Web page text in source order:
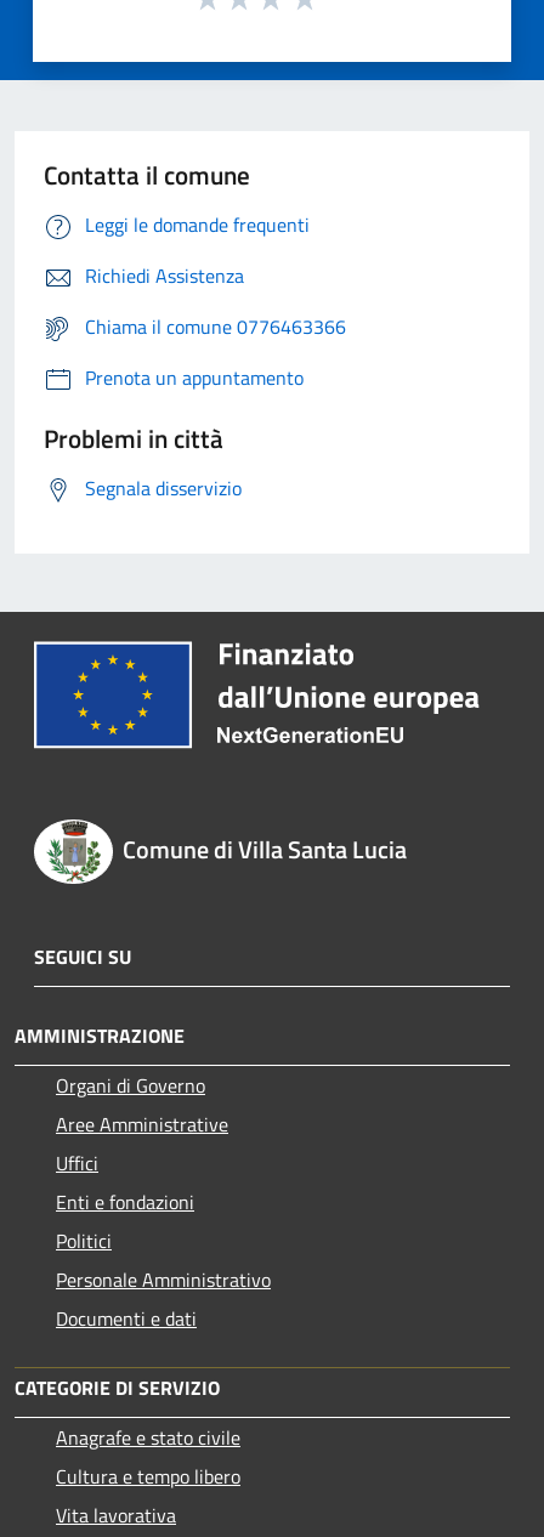
Contatta il comune
Leggi le domande frequenti
Richiedi Assistenza
Chiama il comune 0776463366
Prenota un appuntamento
Problemi in città
Segnala disservizio
Comune di Villa Santa Lucia
SEGUICI SU
AMMINISTRAZIONE
Organi di Governo
Aree Amministrative
Uffici
Enti e fondazioni
Politici
Personale Amministrativo
Documenti e dati
CATEGORIE DI SERVIZIO
Anagrafe e stato civile
Cultura e tempo libero
Vita lavorativa